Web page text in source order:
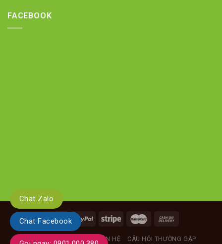
FACEBOOK
GIỚI THIỆU TIN TỨC LIÊN HỆ CÂU HỎI THƯỜNG GẶP
Chat Zalo
Chat Facebook